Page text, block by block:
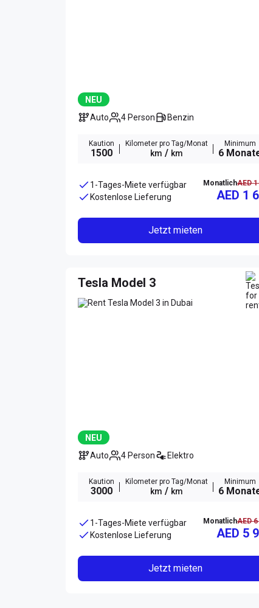
NEU
Auto
4 Person Benzin
Kaution
1500
Kilometer pro Tag/Monat
km / km
Minimum
6
1-Tages-Miete verfügbar
Kostenlose Lieferung
MonatlichAED
AED 1
Jetzt mieten
Tesla Model 3
NEU
Auto
4 Person Elektro
Kaution
3000
Kilometer pro Tag/Monat
km / km
Minimum
6
1-Tages-Miete verfügbar
Kostenlose Lieferung
MonatlichAED
AED 5
Jetzt mieten